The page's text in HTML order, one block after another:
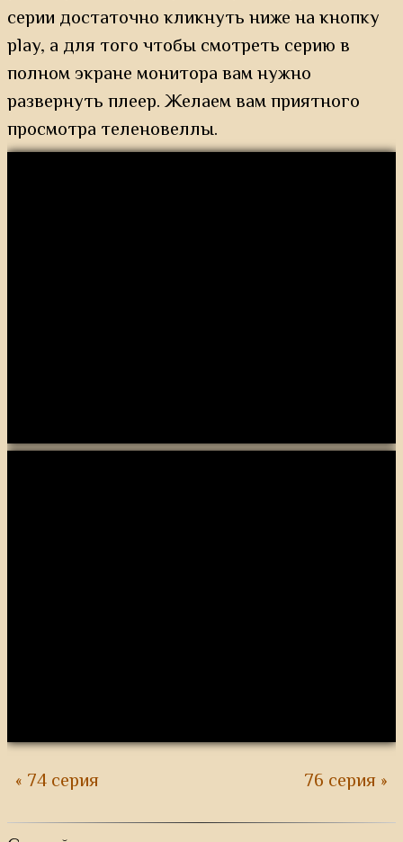
серии достаточно кликнуть ниже на кнопку
play, а для того чтобы смотреть серию в
полном экране монитора вам нужно
развернуть плеер. Желаем вам приятного
просмотра теленовеллы.
« 74 серия 76 серия »